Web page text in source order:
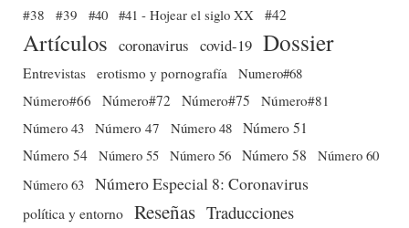
#38
#39 #40 #41 - Hojear el siglo XX #42
Artículos coronavirus covid-19 Dossier
Entrevistas erotismo y pornografía
Numero#68
Número#66
Número#72 Número#75
Número#81
Número 43 Número 47 Número 48 Número 51
Número 54 Número 55 Número 56 Número 58
Número 60
Número 63 Número Especial 8: Coronavirus
política y entorno Reseñas Traducciones